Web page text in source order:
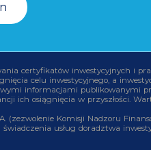
certyfikatów inwestycyjnych i
celu inwestycyjnego, a
informacjami publikowanymi
ich osiągnięcia w przyszłości.
(zezwolenie Komisji Nadzoru
usług doradztwa